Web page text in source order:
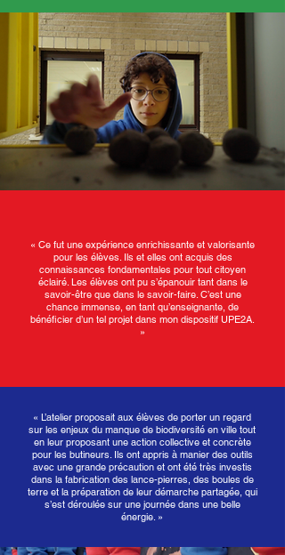
« Ce fut une expérience enrichissante et valorisante
pour les élèves. Ils et elles ont acquis des
connaissances fondamentales pour tout citoyen
éclairé. Les élèves ont pu s’épanouir tant dans le
savoir-être que dans le savoir-faire. C’est une
chance immense, en tant qu’enseignante, de
bénéficier d’un tel projet dans mon dispositif UPE2A.
»
« L’atelier proposait aux élèves de porter un regard
sur les enjeux du manque de biodiversité en ville tout
en leur proposant une action collective et concrète
pour les butineurs. Ils ont appris à manier des outils
avec une grande précaution et ont été très investis
dans la fabrication des lance-pierres, des boules de
terre et la préparation de leur démarche partagée, qui
s’est déroulée sur une journée dans une belle
énergie. »